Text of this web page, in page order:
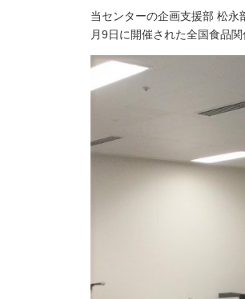
当センターの企画支援部 松
月9日に開催された全国食品